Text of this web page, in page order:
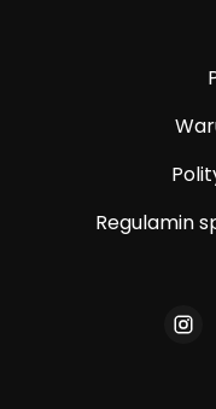
Regulamin